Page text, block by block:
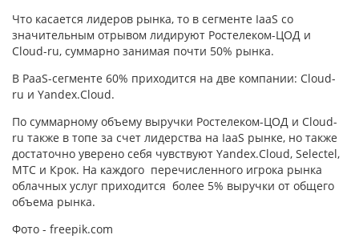
Что касается лидеров рынка, то в сегменте IaaS со
значительным отрывом лидируют Ростелеком-ЦОД и
Cloud-ru, суммарно занимая почти 50% рынка.
В PaaS-сегменте 60% приходится на две компании: Cloud-
ru и Yandex.Cloud.
По суммарному объему выручки Ростелеком-ЦОД и Cloud-
ru также в топе за счет лидерства на IaaS рынке, но также
достаточно уверено себя чувствуют Yandex.Cloud, Selectel,
МТС и Крок. На каждого перечисленного игрока рынка
облачных услуг приходится более 5% выручки от общего
объема рынка.
Фото - freepik.com